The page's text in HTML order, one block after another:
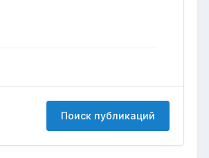
Поиск публикаций